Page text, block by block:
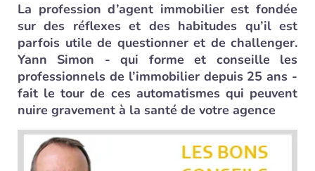
La profession d’agent immobilier est fondée
sur des réflexes et des habitudes qu’il est
parfois utile de questionner et de challenger.
Yann Simon - qui forme et conseille les
professionnels de l’immobilier depuis 25 ans -
fait le tour de ces automatismes qui peuvent
nuire gravement à la santé de votre agence